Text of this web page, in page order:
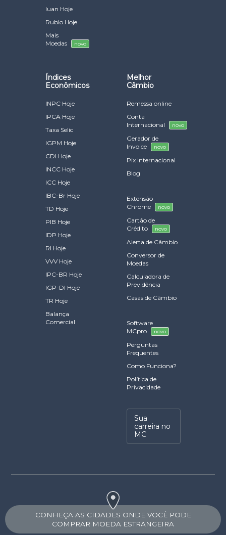
Iuan Hoje
Rublo Hoje
Mais
Moedas
novo
Índices
Econômicos
INPC Hoje
IPCA Hoje
Taxa Selic
IGPM Hoje
CDI Hoje
INCC Hoje
ICC Hoje
IBC-Br Hoje
TD Hoje
PIB Hoje
IDP Hoje
RI Hoje
VVV Hoje
IPC-BR Hoje
IGP-DI Hoje
TR Hoje
Balança
Comercial
Melhor
Câmbio
Remessa online
Conta
Internacional
novo
Gerador de
Invoice
novo
Pix Internacional
Blog
Extensão
Chrome
novo
Cartão de
Crédito
novo
Alerta de Câmbio
Conversor de
Moedas
Calculadora de
Previdência
Casas de Câmbio
Software
MCpro
novo
Perguntas
Frequentes
Como Funciona?
Política de
Privacidade
Sua
carreira no
MC
CONHEÇA AS CIDADES ONDE VOCÊ PODE
COMPRAR MOEDA ESTRANGEIRA